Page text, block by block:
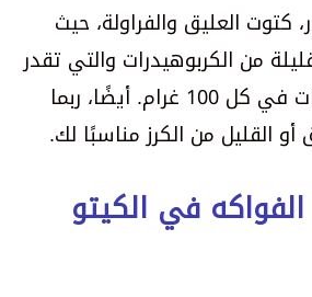
كتوت العليق والفراولة، حيث
من الكربوهيدرات والتي تقدر
بحوالي 5 أو 6 غرامات في كل 100 غرام. أيضًا، ربما
القليل من الكرز مناسبًا لك.
في الكيتو